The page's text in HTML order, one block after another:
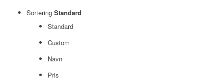
Sortering Standard
Standard
Custom
Navn
Pris